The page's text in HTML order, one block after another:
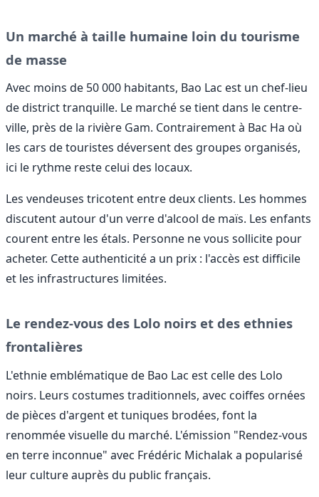
Un marché à taille humaine loin du tourisme
de masse
Avec moins de 50 000 habitants, Bao Lac est un chef-lieu
de district tranquille. Le marché se tient dans le centre-
ville, près de la rivière Gam. Contrairement à Bac Ha où
les cars de touristes déversent des groupes organisés,
ici le rythme reste celui des locaux.
Les vendeuses tricotent entre deux clients. Les hommes
discutent autour d'un verre d'alcool de maïs. Les enfants
courent entre les étals. Personne ne vous sollicite pour
acheter. Cette authenticité a un prix : l'accès est difficile
et les infrastructures limitées.
Le rendez-vous des Lolo noirs et des ethnies
frontalières
L'ethnie emblématique de Bao Lac est celle des Lolo
noirs. Leurs costumes traditionnels, avec coiffes ornées
de pièces d'argent et tuniques brodées, font la
renommée visuelle du marché. L'émission "Rendez-vous
en terre inconnue" avec Frédéric Michalak a popularisé
leur culture auprès du public français.